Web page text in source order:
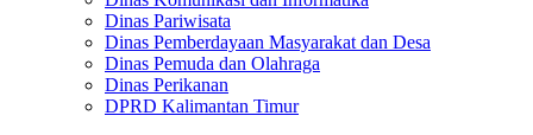
Dinas Pariwisata
Dinas Pemberdayaan Masyarakat dan Desa
Dinas Pemuda dan Olahraga
Dinas Perikanan
DPRD Kalimantan Timur